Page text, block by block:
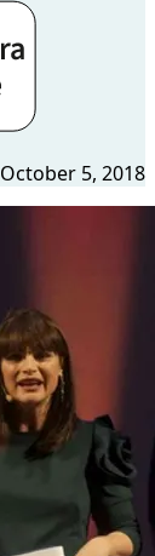
October 5, 2018